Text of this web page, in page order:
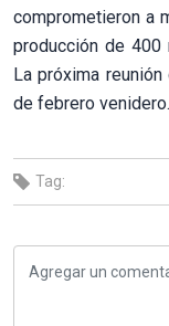
comprometieron a
producción de
La próxima
de febrero venidero.
Tag: